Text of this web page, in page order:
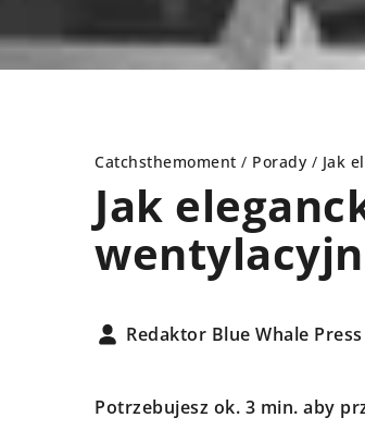
Catchsthemoment / Porady / Jak
Jak
Redaktor Blue Whale Press
Potrzebujesz ok. 3 min. aby